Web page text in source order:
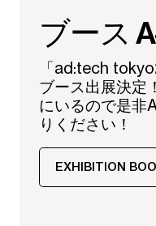
ブース
「ad:tech
ブース出展決定
にいるので是非
りください！
EXHIBITION